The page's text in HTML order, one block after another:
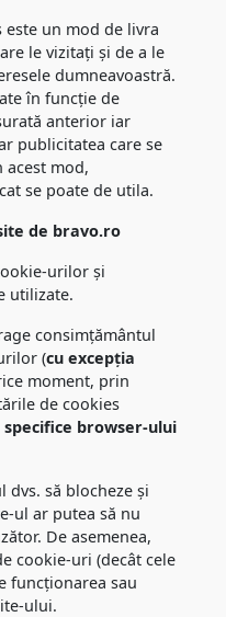
este un mod de livra
le vizitați și de a le
dumneavoastră.
în funcție de
anterior iar
publicitatea care se
acest mod,
se poate de utila.
de bravo.ro
urilor și
utilizate.
consimțământul
(cu excepția
moment, prin
de cookies
specifice browser-ului
dvs. să blocheze și
ul ar putea să nu
De asemenea,
cookie-uri (decât cele
funcționarea sau
ului.